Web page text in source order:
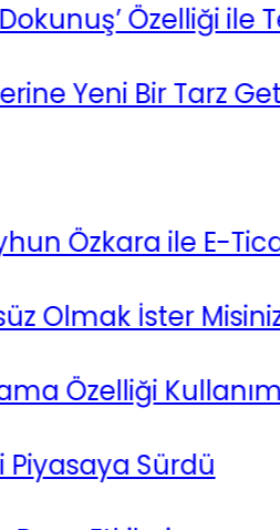
Özelliği ile Tek
Yeni Bir Tarz
Özkara ile E-
İster Misiniz?
Özelliği Kullanıma
Sürdü